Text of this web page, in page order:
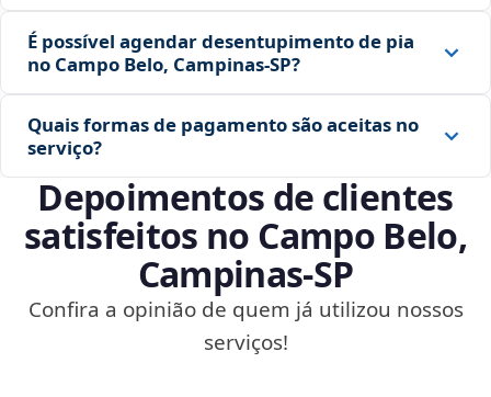
É possível agendar desentupimento de pia
no Campo Belo, Campinas‑SP?
Quais formas de pagamento são aceitas no
serviço?
Depoimentos de clientes
satisfeitos no Campo Belo,
Campinas‑SP
Confira a opinião de quem já utilizou nossos
serviços!